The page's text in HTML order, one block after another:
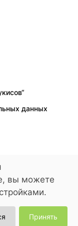
данных
возможностями.
вы можете
Принять